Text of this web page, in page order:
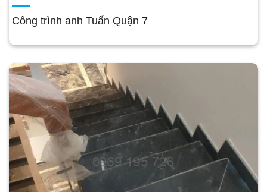
Công trình anh Tuấn Quận 7